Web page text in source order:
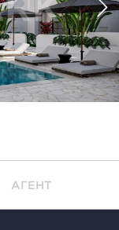
АГЕНТ